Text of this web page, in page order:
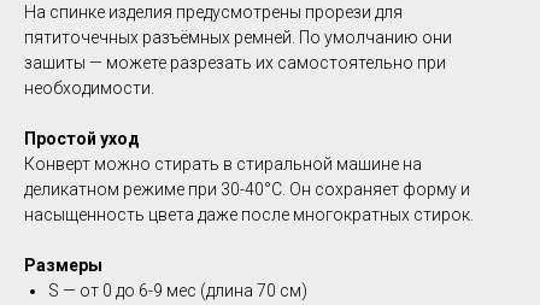
На спинке изделия предусмотрены прорези для
пятиточечных разъёмных ремней. По умолчанию они
зашиты — можете разрезать их самостоятельно при
необходимости.
Простой уход
Конверт можно стирать в стиральной машине на
деликатном режиме при 30-40°C. Он сохраняет форму и
насыщенность цвета даже после многократных стирок.
Размеры
S — от 0 до 6-9 мес (длина 70 см)